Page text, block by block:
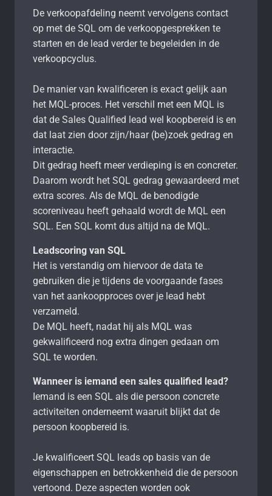
De verkoopafdeling neemt vervolgens contact
op met de SQL om de verkoopgesprekken te
starten en de lead verder te begeleiden in de
verkoopcyclus.
De manier van kwalificeren is exact gelijk aan
het MQL-proces. Het verschil met een MQL is
dat de Sales Qualified lead wel koopbereid is en
dat laat zien door zijn/haar (be)zoek gedrag en
interactie.
Dit gedrag heeft meer verdieping is en concreter.
Daarom wordt het SQL gedrag gewaardeerd met
extra scores. Als de MQL de benodigde
scoreniveau heeft gehaald wordt de MQL een
SQL. Een SQL komt dus altijd na de MQL.
Leadscoring van SQL
Het is verstandig om hiervoor de data te
gebruiken die je tijdens de voorgaande fases
van het aankoopproces over je lead hebt
verzameld.
De MQL heeft, nadat hij als MQL was
gekwalificeerd nog extra dingen gedaan om
SQL te worden.
Wanneer is iemand een sales qualified lead?
Iemand is een SQL als die persoon concrete
activiteiten onderneemt waaruit blijkt dat de
persoon koopbereid is.
Je kwalificeert SQL leads op basis van de
eigenschappen en betrokkenheid die de persoon
vertoond. Deze aspecten worden ook